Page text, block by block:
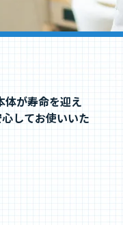
体が寿命を迎え
してお使いいた